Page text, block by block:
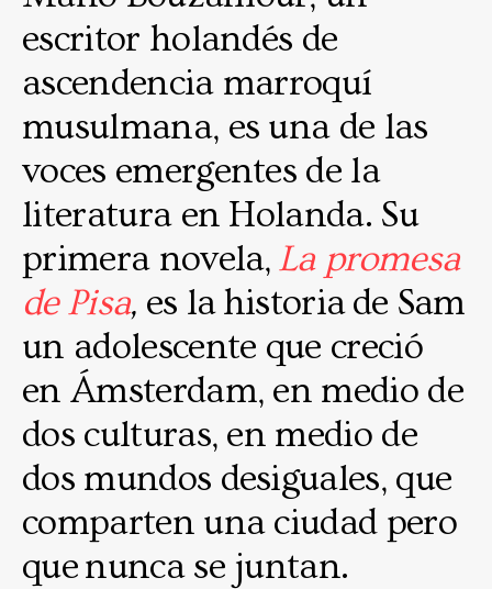
escritor holandés de
ascendencia marroquí
musulmana, es una de las
voces emergentes de la
literatura en Holanda. Su
primera novela, La promesa
de Pisa, es la historia de Sam
un adolescente que creció
en Ámsterdam, en medio de
dos culturas, en medio de
dos mundos desiguales, que
comparten una ciudad pero
que nunca se juntan.